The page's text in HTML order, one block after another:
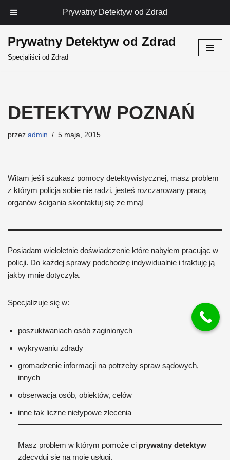
Prywatny Detektyw od Zdrad
Prywatny Detektyw od Zdrad
Specjaliści od Zdrad
DETEKTYW POZNAŃ
przez admin 5 maja, 2015
Witam jeśli szukasz pomocy detektywistycznej, masz problem
z którym policja sobie nie radzi, jesteś rozczarowany pracą
organów ścigania skontaktuj się ze mną!
Posiadam wieloletnie doświadczenie które nabyłem pracując w
policji. Do każdej sprawy podchodzę indywidualnie i traktuję ją
jakby mnie dotyczyła.
Specjalizuje się w:
poszukiwaniach osób zaginionych
wykrywaniu zdrady
gromadzenie informacji na potrzeby spraw sądowych,
innych
obserwacja osób, obiektów, celów
inne tak liczne nietypowe zlecenia
Masz problem w którym pomoże ci prywatny detektyw
zdecyduj się na moje usługi.